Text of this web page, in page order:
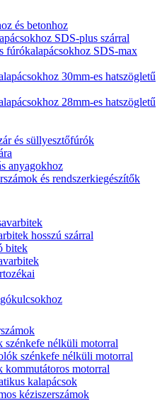
és betonhoz
SDS-plus szárral
fúrókalapácsokhoz SDS-max
30mm-es hatszögletű
28mm-es hatszögletű
és süllyesztőfúrók
anyagokhoz
és rendszerkiegészítők
hosszú szárral
bitek
szénkefe nélküli motorral
szénkefe nélküli motorral
kommutátoros motorral
kalapácsok
kéziszerszámok